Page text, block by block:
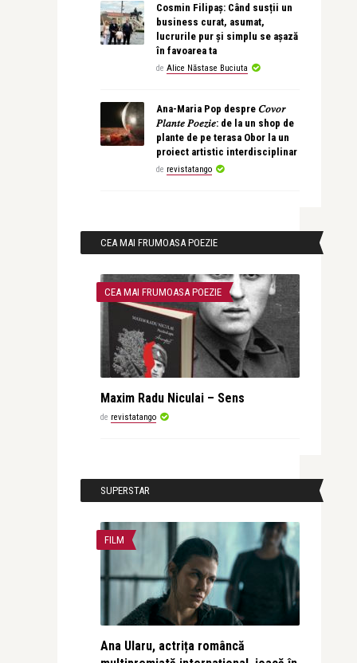
Cosmin Filipaș: Când susții un
business curat, asumat,
lucrurile pur și simplu se așază
în favoarea ta
de Alice Năstase Buciuta
Ana-Maria Pop despre 𝐶𝑜𝑣𝑜𝑟
𝑃𝑙𝑎𝑛𝑡𝑒 𝑃𝑜𝑒𝑧𝑖𝑒: de la un shop de
plante de pe terasa Obor la un
proiect artistic interdisciplinar
de revistatango
CEA MAI FRUMOASA POEZIE
CEA MAI FRUMOASA POEZIE
Maxim Radu Niculai – Sens
de revistatango
SUPERSTAR
FILM
Ana Ularu, actrița româncă